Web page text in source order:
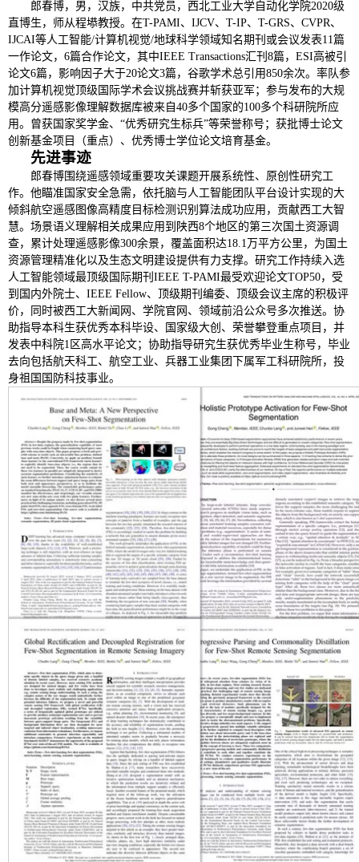
郎春博，男，汉族，中共党员，西北工业大学自动化学院2020级
直博生，师从程塨教授。在T-PAMI、IJCV、T-IP、T-GRS、CVPR、
IJCAI等人工智能/计算机视觉/地球科学领域知名期刊或会议发表11篇
一作论文，6篇合作论文，其中IEEE Transactions汇刊8篇，ESI高被引
论文6篇，影响因子大于20论文3篇，谷歌学术总引用850余次。率队参
加计算机视觉顶级国际学术会议挑战赛并斩获亚军；参与发布的大规
模高分遥感影像理解数据库被来自40多个国家的100多个科研院所应
用。曾获国家奖学金、“优秀研究生标兵”等荣誉称号；获批博士论文
创新基金项目（重点）、优秀博士学位论文培育基金。
先进事迹
郎春博围绕遥感领域重要攻关课题开展系统性、原创性研究工
作。他瞄准国家安全急需，依托脑与人工智能团队平台设计实现的大
倾斜航空遥感图像高精度目标检测识别算法成功应用，贡献西工大智
慧。场景语义理解相关成果应用到陕西8个地区的第三次国土资源调
查，累计处理遥感影像300余景，覆盖面积达18.1万平方公里，为国土
资源管理精准化以及生态文明建设提供有力支撑。研究工作持续入选
人工智能领域最顶级国际期刊IEEE T-PAMI最受欢迎论文TOP50，受
到国内外院士、IEEE Fellow、顶级期刊编委、顶级会议主席的积极评
价，同时被西工大新闻网、学院官网、领域前沿公众号多次推送。协
助指导本科生获优秀本科毕设、国家级大创、荣誉攀登重点项目，并
发表中科院1区高水平论文；协助指导研究生获优秀毕业生称号，毕业
去向包括航天科工、航空工业、兵器工业集团下属军工科研院所，投
身祖国国防科技事业。